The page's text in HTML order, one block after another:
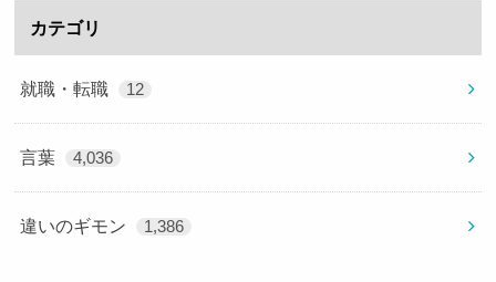
カテゴリ
就職・転職 12
言葉 4,036
違いのギモン 1,386